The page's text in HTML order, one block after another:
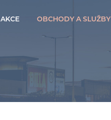
AKCE OBCHODY A SLUŽBY